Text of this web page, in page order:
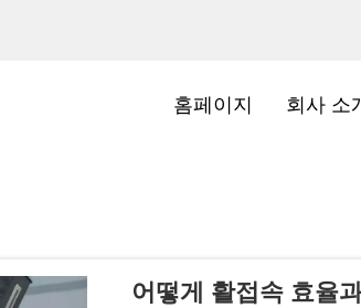
홈페이지 회사 소
어떻게 활접속 효율